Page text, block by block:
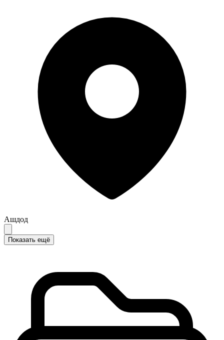
Ашдод
Показать ещё